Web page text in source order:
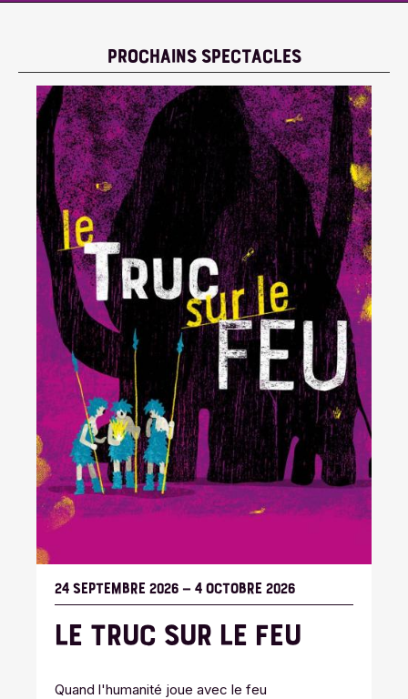
PROCHAINS SPECTACLES
24 SEPTEMBRE 2026 – 4 OCTOBRE 2026
LE TRUC SUR LE FEU
Quand l'humanité joue avec le feu